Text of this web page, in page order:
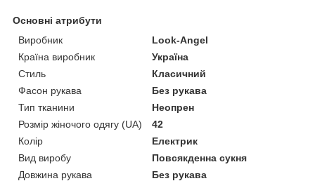
Основні атрибути
Виробник
Look-Angel
Країна виробник
Україна
Стиль
Класичний
Фасон рукава
Без рукава
Тип тканини
Неопрен
Розмір жіночого одягу (UA)
42
Колір
Електрик
Вид виробу
Повсякденна сукня
Довжина рукава
Без рукава